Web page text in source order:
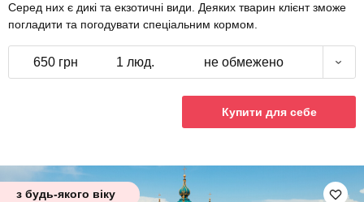
Серед них є дикі та екзотичні види. Деяких тварин клієнт зможе
погладити та погодувати спеціальним кормом.
650 грн 1 люд. не обмежено
Купити для себе
з будь-якого віку